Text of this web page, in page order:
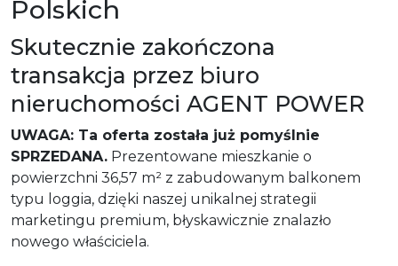
Polskich
Skutecznie zakończona
transakcja przez biuro
nieruchomości AGENT POWER
UWAGA: Ta oferta została już pomyślnie
SPRZEDANA. Prezentowane mieszkanie o
powierzchni 36,57 m² z zabudowanym balkonem
typu loggia, dzięki naszej unikalnej strategii
marketingu premium, błyskawicznie znalazło
nowego właściciela.